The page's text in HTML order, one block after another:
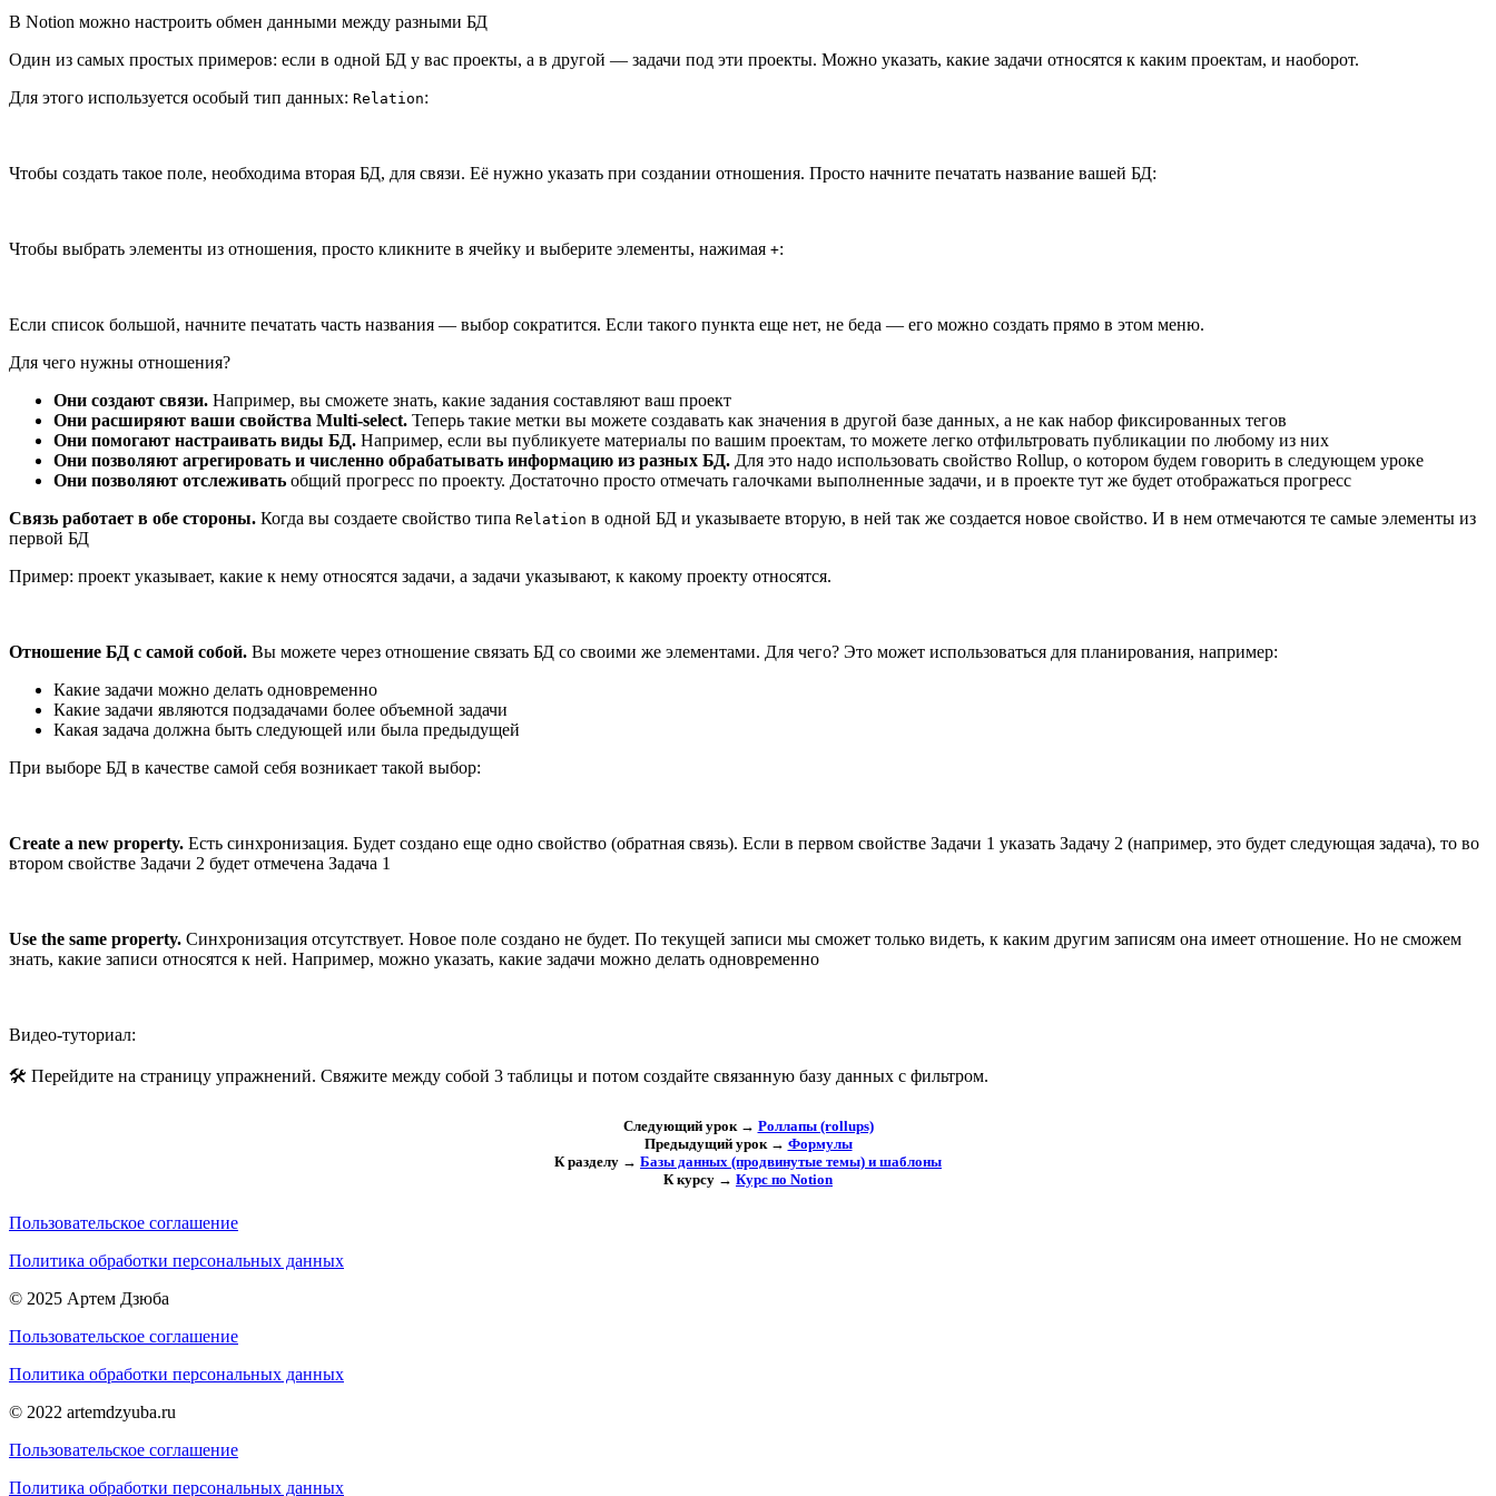
В Notion можно настроить обмен данными между разными БД
Один из самых простых примеров: если в одной БД у вас проекты, а в другой — задачи под эти проекты. Можно указать, какие задачи относятся к каким проектам, и наоборот.
Для этого используется особый тип данных: Relation:
Чтобы создать такое поле, необходима вторая БД, для связи. Её нужно указать при создании отношения. Просто начните печатать название вашей БД:
Чтобы выбрать элементы из отношения, просто кликните в ячейку и выберите элементы, нажимая +:
Если список большой, начните печатать часть названия — выбор сократится. Если такого пункта еще нет, не беда — его можно создать прямо в этом меню.
Для чего нужны отношения?
Они создают связи. Например, вы сможете знать, какие задания составляют ваш проект
Они расширяют ваши свойства Multi-select. Теперь такие метки вы можете создавать как значения в другой базе данных, а не как набор фиксированных тегов
Они помогают настраивать виды БД. Например, если вы публикуете материалы по вашим проектам, то можете легко отфильтровать публикации по любому из них
Они позволяют агрегировать и численно обрабатывать информацию из разных БД. Для это надо использовать свойство Rollup, о котором будем говорить в следующем уроке
Они позволяют отслеживать общий прогресс по проекту. Достаточно просто отмечать галочками выполненные задачи, и в проекте тут же будет отображаться прогресс
Связь работает в обе стороны. Когда вы создаете свойство типа Relation в одной БД и указываете вторую, в ней так же создается новое свойство. И в нем отмечаются те самые элементы из
первой БД
Пример: проект указывает, какие к нему относятся задачи, а задачи указывают, к какому проекту относятся.
Отношение БД с самой собой. Вы можете через отношение связать БД со своими же элементами. Для чего? Это может использоваться для планирования, например:
Какие задачи можно делать одновременно
Какие задачи являются подзадачами более объемной задачи
Какая задача должна быть следующей или была предыдущей
При выборе БД в качестве самой себя возникает такой выбор:
Create a new property. Есть синхронизация. Будет создано еще одно свойство (обратная связь). Если в первом свойстве Задачи 1 указать Задачу 2 (например, это будет следующая задача), то во
втором свойстве Задачи 2 будет отмечена Задача 1
Use the same property. Синхронизация отсутствует. Новое поле создано не будет. По текущей записи мы сможет только видеть, к каким другим записям она имеет отношение. Но не сможем
знать, какие записи относятся к ней. Например, можно указать, какие задачи можно делать одновременно
Видео-туториал:
🛠 Перейдите на страницу упражнений. Свяжите между собой 3 таблицы и потом создайте связанную базу данных с фильтром.
Следующий урок → Роллапы (rollups)
Предыдущий урок → Формулы
К разделу → Базы данных (продвинутые темы) и шаблоны
К курсу → Курс по Notion
Пользовательское соглашение
Политика обработки персональных данных
© 2025 Артем Дзюба
Пользовательское соглашение
Политика обработки персональных данных
© 2022 artemdzyuba.ru
Пользовательское соглашение
Политика обработки персональных данных